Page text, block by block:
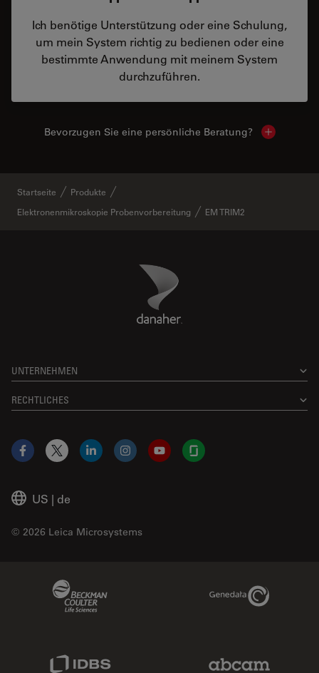
Ich benötige Unterstützung oder eine Schulung,
um mein System richtig zu bedienen oder eine
bestimmte Anwendung mit meinem System
durchzuführen.
Bevorzugen Sie eine persönliche Beratung? Show
Startseite
Produkte
Elektronenmikroskopie Probenvorbereitung
EM TRIM2
Danaher Logo
UNTERNEHMEN
RECHTLICHES
US | de
© 2026 Leica Microsystems
Facebook
X LinkedInInstagramYouTubeGlassdoor
Genedata Link